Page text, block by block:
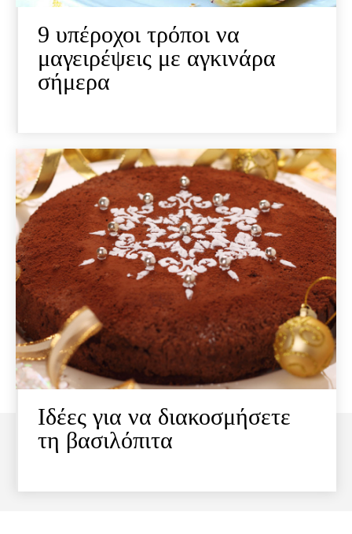
9 υπέροχοι τρόποι να
μαγειρέψεις με αγκινάρα
σήμερα
Ιδέες για να διακοσμήσετε
τη βασιλόπιτα